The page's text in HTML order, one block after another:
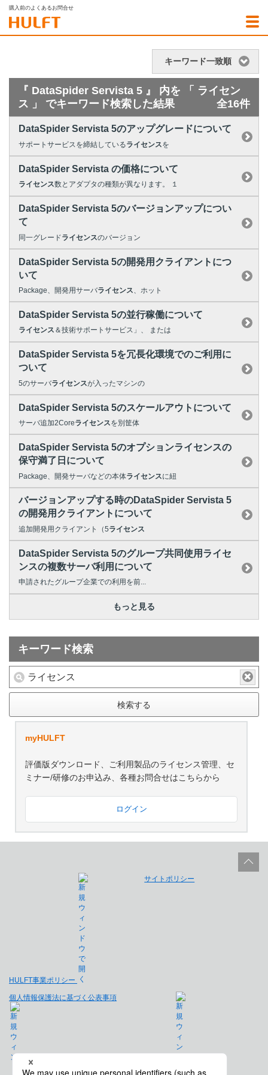
購入前のよくあるお問合せ
キーワード一致順
『 DataSpider Servista 5 』 内を 「 ライセン
ス 」 でキーワード検索した結果
全16件
DataSpider Servista 5のアップグレードについて
サポートサービスを締結しているライセンスを
DataSpider Servista の価格について
ライセンス数とアダプタの種類が異なります。 １
DataSpider Servista 5のバージョンアップについ
て
同一グレードライセンスのバージョン
DataSpider Servista 5の開発用クライアントにつ
いて
Package、開発用サーバライセンス、ホット
DataSpider Servista 5の並行稼働について
ライセンス ＆技術サポートサービス」、 または
DataSpider Servista 5を冗長化環境でのご利用に
ついて
5のサーバライセンスが入ったマシンの
DataSpider Servista 5のスケールアウトについて
サーバ追加2Coreライセンスを別筐体
DataSpider Servista 5のオプションライセンスの
保守満了日について
Package、開発サーバなどの本体ライセンスに紐
バージョンアップする時のDataSpider Servista 5
の開発用クライアントについて
追加開発用クライアント（5ライセンス
DataSpider Servista 5のグループ共同使用ライセ
ンスの複数サーバ利用について
申請されたグループ企業での利用を前...
もっと見る
キーワード検索
検索する
myHULFT
評価版ダウンロード、ご利用製品のライセンス管理、セ
ミナー/研修のお申込み、各種お問合せはこちらから
ログイン
HULFT事業ポリシー
サイトポリシー
個人情報保護法に基づく公表事項